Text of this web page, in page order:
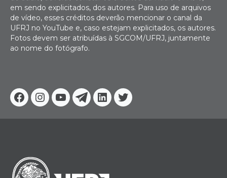
Facebook
Instagram
YoutubeTelegram
Linkedin
Twitter
em sendo explicitados, dos autores. Para uso de arquivos
de vídeo, esses créditos deverão mencionar o canal da
UFRJ no YouTube e, caso estejam explicitados, os autores.
Fotos devem ser atribuídas à SGCOM/UFRJ, juntamente
ao nome do fotógrafo.